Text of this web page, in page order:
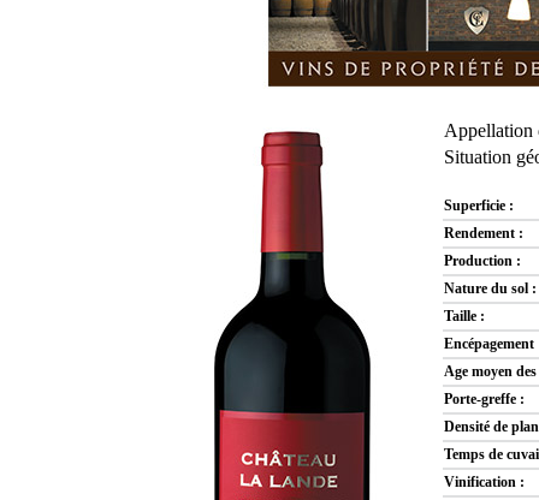
Appellation
Situation
Superficie :
Rendement :
Production :
Nature du sol :
Taille :
Encépagement
Age moyen
Porte-greffe :
Densité de
Temps de
Vinification :